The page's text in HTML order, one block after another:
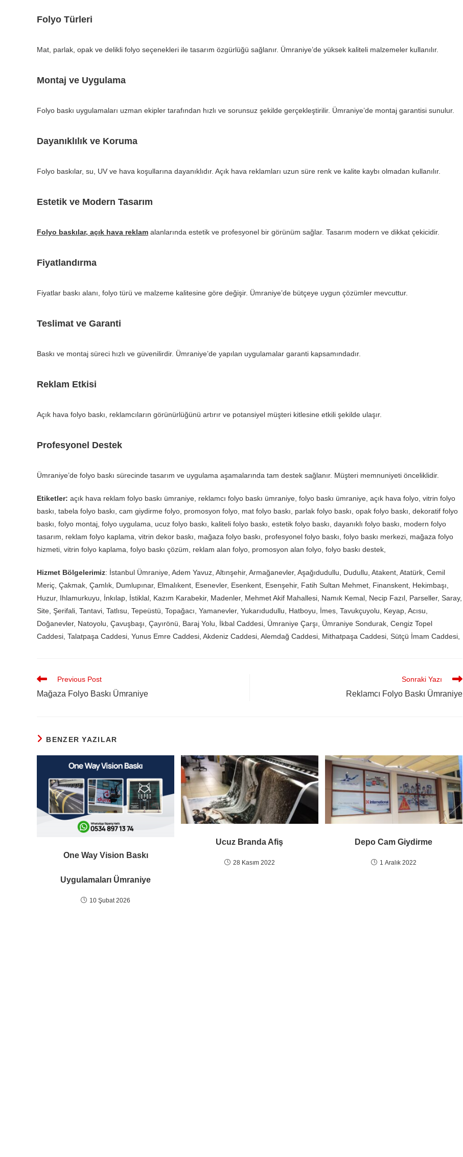
Folyo Türleri
Mat, parlak, opak ve delikli folyo seçenekleri ile tasarım özgürlüğü sağlanır. Ümraniye’de yüksek kaliteli malzemeler kullanılır.
Montaj ve Uygulama
Folyo baskı uygulamaları uzman ekipler tarafından hızlı ve sorunsuz şekilde gerçekleştirilir. Ümraniye’de montaj garantisi sunulur.
Dayanıklılık ve Koruma
Folyo baskılar, su, UV ve hava koşullarına dayanıklıdır. Açık hava reklamları uzun süre renk ve kalite kaybı olmadan kullanılır.
Estetik ve Modern Tasarım
Folyo baskılar, açık hava reklam alanlarında estetik ve profesyonel bir görünüm sağlar. Tasarım modern ve dikkat çekicidir.
Fiyatlandırma
Fiyatlar baskı alanı, folyo türü ve malzeme kalitesine göre değişir. Ümraniye’de bütçeye uygun çözümler mevcuttur.
Teslimat ve Garanti
Baskı ve montaj süreci hızlı ve güvenilirdir. Ümraniye’de yapılan uygulamalar garanti kapsamındadır.
Reklam Etkisi
Açık hava folyo baskı, reklamcıların görünürlüğünü artırır ve potansiyel müşteri kitlesine etkili şekilde ulaşır.
Profesyonel Destek
Ümraniye’de folyo baskı sürecinde tasarım ve uygulama aşamalarında tam destek sağlanır. Müşteri memnuniyeti önceliklidir.
Etiketler: açık hava reklam folyo baskı ümraniye, reklamcı folyo baskı ümraniye, folyo baskı ümraniye, açık hava folyo, vitrin folyo
baskı, tabela folyo baskı, cam giydirme folyo, promosyon folyo, mat folyo baskı, parlak folyo baskı, opak folyo baskı, dekoratif folyo
baskı, folyo montaj, folyo uygulama, ucuz folyo baskı, kaliteli folyo baskı, estetik folyo baskı, dayanıklı folyo baskı, modern folyo
tasarım, reklam folyo kaplama, vitrin dekor baskı, mağaza folyo baskı, profesyonel folyo baskı, folyo baskı merkezi, mağaza folyo
hizmeti, vitrin folyo kaplama, folyo baskı çözüm, reklam alan folyo, promosyon alan folyo, folyo baskı destek,
Hizmet Bölgelerimiz: İstanbul Ümraniye, Adem Yavuz, Altınşehir, Armağanevler, Aşağıdudullu, Dudullu, Atakent, Atatürk, Cemil
Meriç, Çakmak, Çamlık, Dumlupınar, Elmalıkent, Esenevler, Esenkent, Esenşehir, Fatih Sultan Mehmet, Finanskent, Hekimbaşı,
Huzur, Ihlamurkuyu, İnkılap, İstiklal, Kazım Karabekir, Madenler, Mehmet Akif Mahallesi, Namık Kemal, Necip Fazıl, Parseller, Saray,
Site, Şerifali, Tantavi, Tatlısu, Tepeüstü, Topağacı, Yamanevler, Yukarıdudullu, Hatboyu, İmes, Tavukçuyolu, Keyap, Acısu,
Doğanevler, Natoyolu, Çavuşbaşı, Çayırönü, Baraj Yolu, İkbal Caddesi, Ümraniye Çarşı, Ümraniye Sondurak, Cengiz Topel
Caddesi, Talatpaşa Caddesi, Yunus Emre Caddesi, Akdeniz Caddesi, Alemdağ Caddesi, Mithatpaşa Caddesi, Sütçü İmam Caddesi,
Previous Post
Mağaza Folyo Baskı Ümraniye
Sonraki Yazı
Reklamcı Folyo Baskı Ümraniye
BENZER YAZILAR
One Way Vision Baskı
Uygulamaları Ümraniye
10 Şubat 2026
Ucuz Branda Afiş
28 Kasım 2022
Depo Cam Giydirme
1 Aralık 2022